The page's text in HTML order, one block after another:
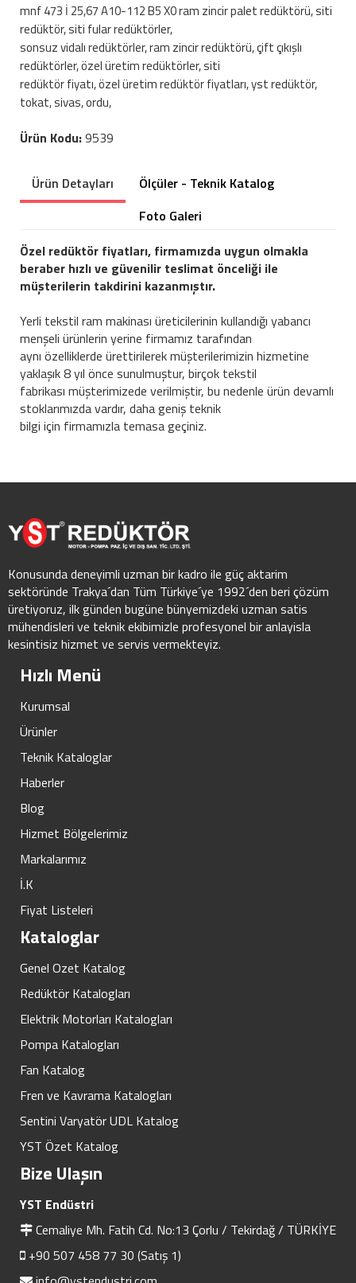
mnf 473 İ 25,67 A10-112 B5 X0 ram zincir palet redüktörü, siti
redüktör, siti fular redüktörler,
sonsuz vidalı redüktörler, ram zincir redüktörü, çift çıkışlı
redüktörler, özel üretim redüktörler, siti
redüktör fiyatı, özel üretim redüktör fiyatları, yst redüktör,
tokat, sivas, ordu,
Ürün Kodu:9539
Ürün Detayları
Ölçüler - Teknik Katalog
Foto Galeri
Özel redüktör fiyatları, firmamızda uygun olmakla
beraber hızlı ve güvenilir teslimat önceliği ile
müşterilerin takdirini kazanmıştır.
Yerli tekstil ram makinası üreticilerinin kullandığı yabancı
menşeli ürünlerin yerine firmamız tarafından
aynı özelliklerde ürettirilerek müşterilerimizin hizmetine
yaklaşık 8 yıl önce sunulmuştur, birçok tekstil
fabrikası müşterimizede verilmiştir, bu nedenle ürün devamlı
stoklarımızda vardır, daha geniş teknik
bilgi için firmamızla temasa geçiniz.
Konusunda deneyimli uzman bir kadro ile güç aktarim
sektöründe Trakya´dan Tüm Türkiye´ye 1992´den beri çözüm
üretiyoruz, ilk günden bugüne bünyemizdeki uzman satis
mühendisleri ve teknik ekibimizle profesyonel bir anlayisla
kesintisiz hizmet ve servis vermekteyiz.
Hızlı Menü
Kurumsal
Ürünler
Teknik Kataloglar
Haberler
Blog
Hizmet Bölgelerimiz
Markalarımız
İ.K
Fiyat Listeleri
Kataloglar
Genel Ozet Katalog
Redüktör Katalogları
Elektrik Motorları Katalogları
Pompa Katalogları
Fan Katalog
Fren ve Kavrama Katalogları
Sentini Varyatör UDL Katalog
YST Özet Katalog
Bize Ulaşın
YST Endüstri
Cemaliye Mh. Fatih Cd. No:13 Çorlu / Tekirdağ / TÜRKİYE
+90 507 458 77 30 (Satış 1)